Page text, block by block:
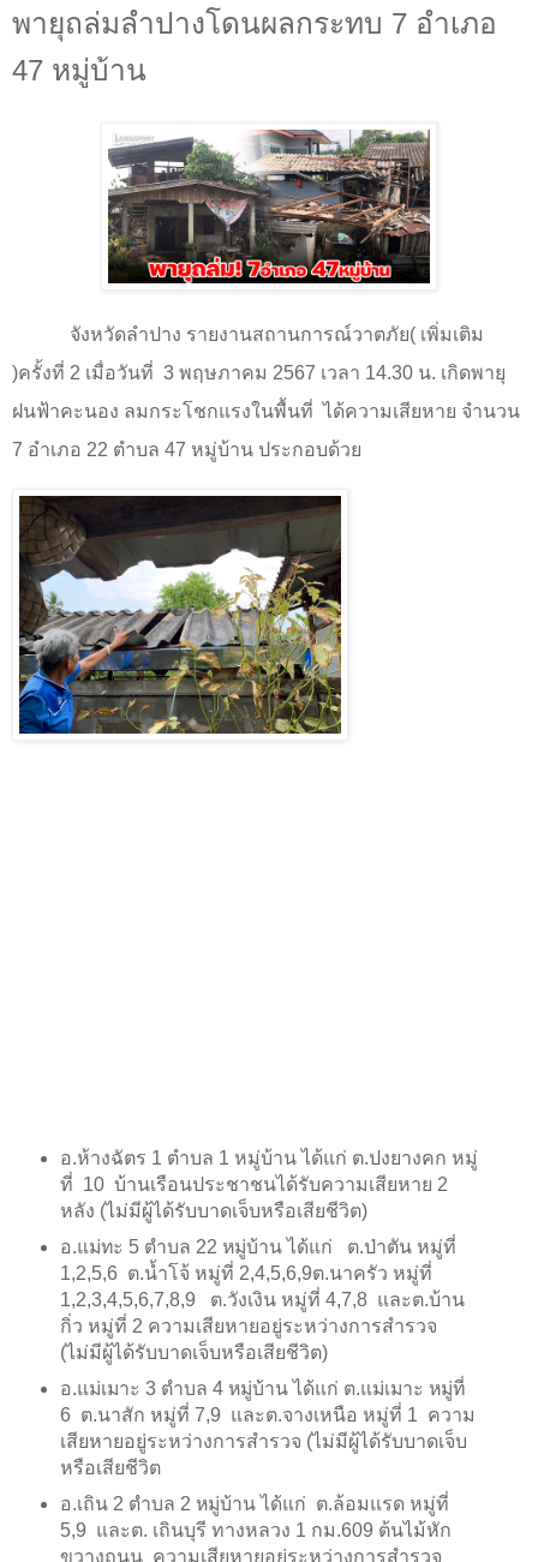
พายุถล่มลำปางโดนผลกระทบ 7 อำเภอ
47 หมู่บ้าน
จังหวัดลำปาง รายงานสถานการณ์วาตภัย( เพิ่มเติม
)ครั้งที่ 2 เมื่อวันที่ 3 พฤษภาคม 2567 เวลา 14.30 น. เกิดพายุ
ฝนฟ้าคะนอง ลมกระโชกแรงในพื้นที่ ได้ความเสียหาย จำนวน
7 อำเภอ 22 ตำบล 47 หมู่บ้าน ประกอบด้วย
อ.ห้างฉัตร 1 ตำบล 1 หมู่บ้าน ได้แก่ ต.ปงยางคก หมู่
ที่ 10 บ้านเรือนประชาชนได้รับความเสียหาย 2
หลัง (ไม่มีผู้ได้รับบาดเจ็บหรือเสียชีวิต)
อ.แม่ทะ 5 ตำบล 22 หมู่บ้าน ได้แก่
ต.ป่าตัน หมู่ที่
1,2,5,6 ต.น้ำโจ้ หมู่ที่ 2,4,5,6,9ต.นาครัว หมู่ที่
1,2,3,4,5,6,7,8,9
ต.วังเงิน หมู่ที่ 4,7,8 และต.บ้าน
กิ่ว หมู่ที่ 2 ความเสียหายอยู่ระหว่างการสำรวจ
(ไม่มีผู้ได้รับบาดเจ็บหรือเสียชีวิต)
อ.แม่เมาะ 3 ตำบล 4 หมู่บ้าน ได้แก่ ต.แม่เมาะ หมู่ที่
6 ต.นาสัก หมู่ที่ 7,9 และต.จางเหนือ หมู่ที่ 1 ความ
เสียหายอยู่ระหว่างการสำรวจ (ไม่มีผู้ได้รับบาดเจ็บ
หรือเสียชีวิต
อ.เถิน 2 ตำบล 2 หมู่บ้าน ได้แก่ ต.ล้อมแรด หมู่ที่
5,9 และต. เถินบุรี ทางหลวง 1 กม.609 ต้นไม้หัก
ขวางถนน ความเสียหายอยู่ระหว่างการสำรวจ